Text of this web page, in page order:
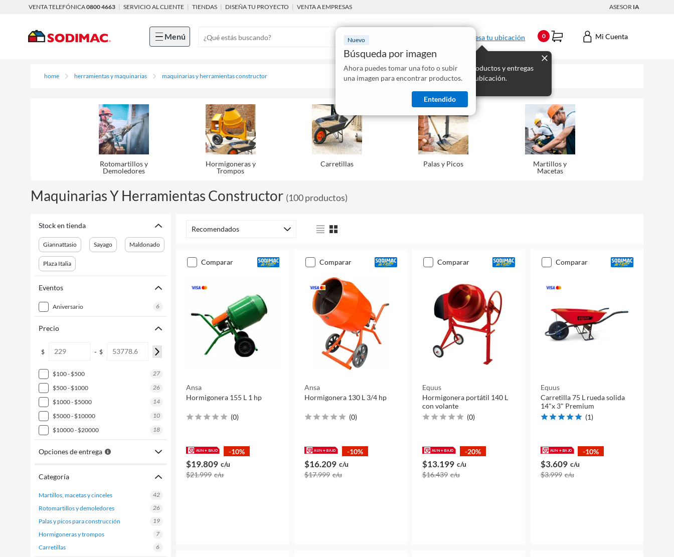
VENTA TELEFÓNICA0800 4663 | SERVICIO AL CLIENTE | TIENDAS | DISEÑA TU PROYECTO | VENTA A EMPRESAS ASESOR IA
Menú Nuevo
Búsqueda por imagen
Ahora puedes tomar una foto o subir
una imagen para encontrar productos.
Entendido
Ingresa tu ubicación
Mostraremos los productos y entregas
disponibles para tu ubicación.
0 Mi Cuenta
home herramientas y maquinarias maquinarias y herramientas constructor
Rotomartillos y
Demoledores
Hormigoneras y
Trompos
Carretillas Palas y Picos
Martillos y
Macetas
Maquinarias Y Herramientas Constructor (100productos)
Stock en tienda
Giannattasio Sayago Maldonado
Plaza Italia
Eventos
aniversario 6
Precio
$ - $
$100 - $500
27
$500 - $1000
26
$1000 - $5000
14
$5000 - $10000
10
$10000 - $20000
18
Opciones de entrega
Categoría
martillos, macetas y cinceles
42
rotomartillos y demoledores
26
palas y picos para construcción
19
hormigoneras y trompos
7
carretillas
6
Recomendados
comparar
Ansa
Hormigonera 155 L 1 hp
(0)
-10%
$19.809 c/u
$21.999 c/u
comparar
Ansa
Hormigonera 130 L 3/4 hp
(0)
-10%
$16.209 c/u
$17.999 c/u
comparar
Equus
Hormigonera portátil 140 L
con volante
(0)
-20%
$13.199 c/u
$16.439 c/u
comparar
Equus
Carretilla 75 L rueda solida
14"x 3" Premium
(1)
-10%
$3.609 c/u
$3.999 c/u